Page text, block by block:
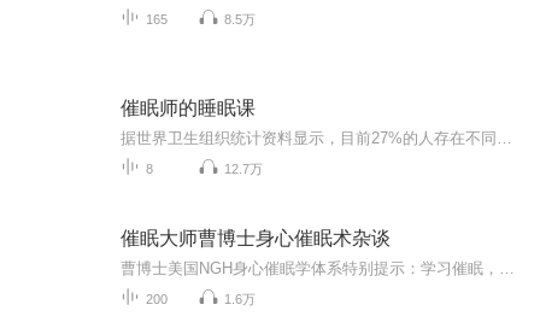
165 8.5万
催眠师的睡眠课
8 12.7万
催眠大师曹博士身心催眠术杂谈
200 1.6万